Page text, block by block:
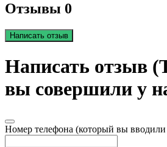
Отзывы 0
Написать отзыв
Написать отзыв
вы совершили у
Номер телефона (который вы